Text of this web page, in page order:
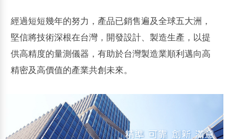
經過短短幾年的努力，產品已銷售遍及全球五大洲，
堅信將技術深根在台灣，開發設計、製造生產，以提
供高精度的量測儀器，有助於台灣製造業順利邁向高
精密及高價值的產業共創未來。